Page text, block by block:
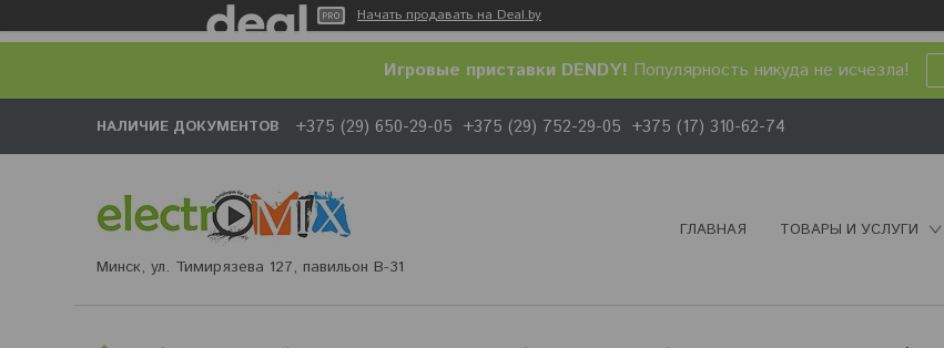
Начать продавать на Deal.by
Игровые приставки DENDY! Популярность никуда не исчезла!
НАЛИЧИЕ ДОКУМЕНТОВ +375 (29) 650-29-05 +375 (29) 752-29-05 +375 (17) 310-62-74
Минск, ул. Тимирязева 127, павильон В-31
ГЛАВНАЯ ТОВАРЫ И УСЛУГИ